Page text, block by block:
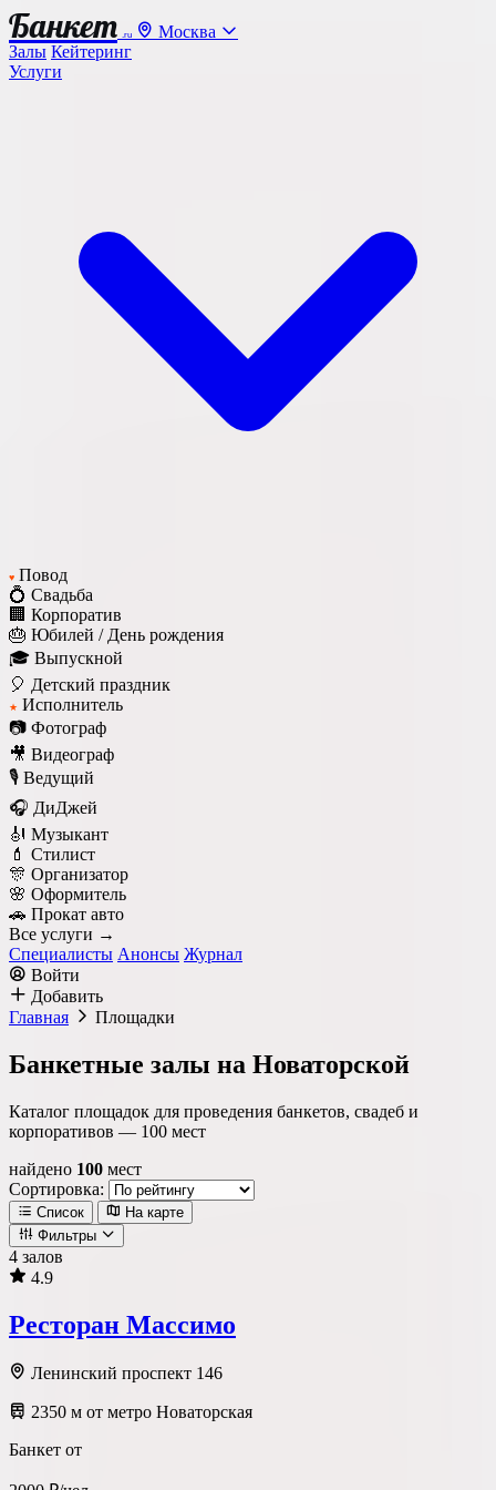
Банкет .ru
Москва
Залы Кейтеринг
Услуги
♥ Повод
💍 Свадьба
🏢 Корпоратив
🎂 Юбилей / День рождения
🎓 Выпускной
🎈 Детский праздник
★ Исполнитель
📷 Фотограф
🎥 Видеограф
🎙️ Ведущий
🎧 ДиДжей
🎻 Музыкант
💄 Стилист
🎊 Организатор
🌸 Оформитель
🚗 Прокат авто
Все услуги →
Специалисты Анонсы Журнал
Войти
Добавить
Главная
Площадки
Банкетные залы на Новаторской
Каталог площадок для проведения банкетов, свадеб и
корпоративов — 100 мест
найдено 100 мест
Сортировка:
Список
На карте
Фильтры
Локация
Метро Район Округ
Тип площадки
4 залов
4.9
Ресторан Массимо
Ленинский проспект 146
2350 м от метро Новаторская
Банкет от